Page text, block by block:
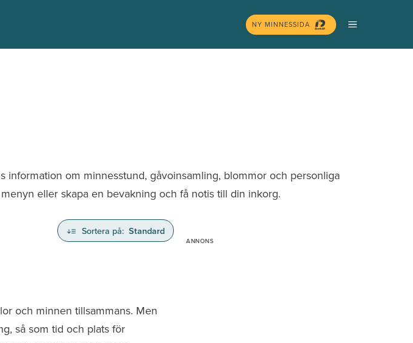
NY MINNESSIDA MENY
om minnesstund, gåvoinsamling, blommor och personliga
eller skapa en bevakning och få notis till din inkorg.
Sortera på: Standard
och minnen tillsammans. Men
så som tid och plats för